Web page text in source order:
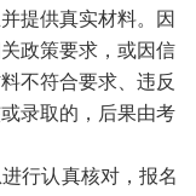
提供真实材料。因
政策要求，或因信
不符合要求、违反
录取的，后果由考
行认真核对，报名